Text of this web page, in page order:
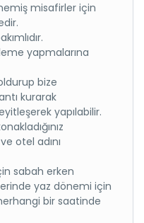
misafirler için
yapmalarına
bize
kurarak
yapılabilir.
otel adını
sabah erken
yaz dönemi için
bir saatinde